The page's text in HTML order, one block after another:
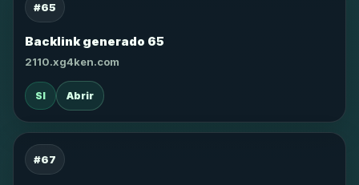
#65
Backlink generado 65
2110.xg4ken.com
SI Abrir
#67